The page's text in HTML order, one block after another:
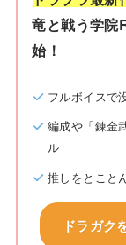
竜と戦う学院
始！
フルボイスで
編成や「錬金
ル
推しをとこと
ドラガク